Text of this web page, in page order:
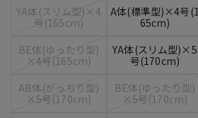
YA体(スリム型)×4
号(165cm)
A体(標準型)×4号(1
65cm)
BE体(ゆったり型)
×4号(165cm)
YA体(スリム型)×5
号(170cm)
AB体(がっちり型)
×5号(170cm)
BE体(ゆったり型)
×5号(170cm)